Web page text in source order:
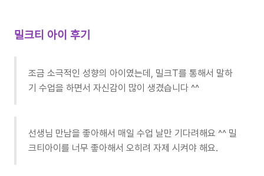
밀크티 아이 후기
조금 소극적인 성향의 아이였는데, 밀크T를 통해서 말하
기 수업을 하면서 자신감이 많이 생겼습니다 ^^
선생님 만남을 좋아해서 매일 수업 날만 기다려해요 ^^ 밀
크티아이를 너무 좋아해서 오히려 자제 시켜야 해요.